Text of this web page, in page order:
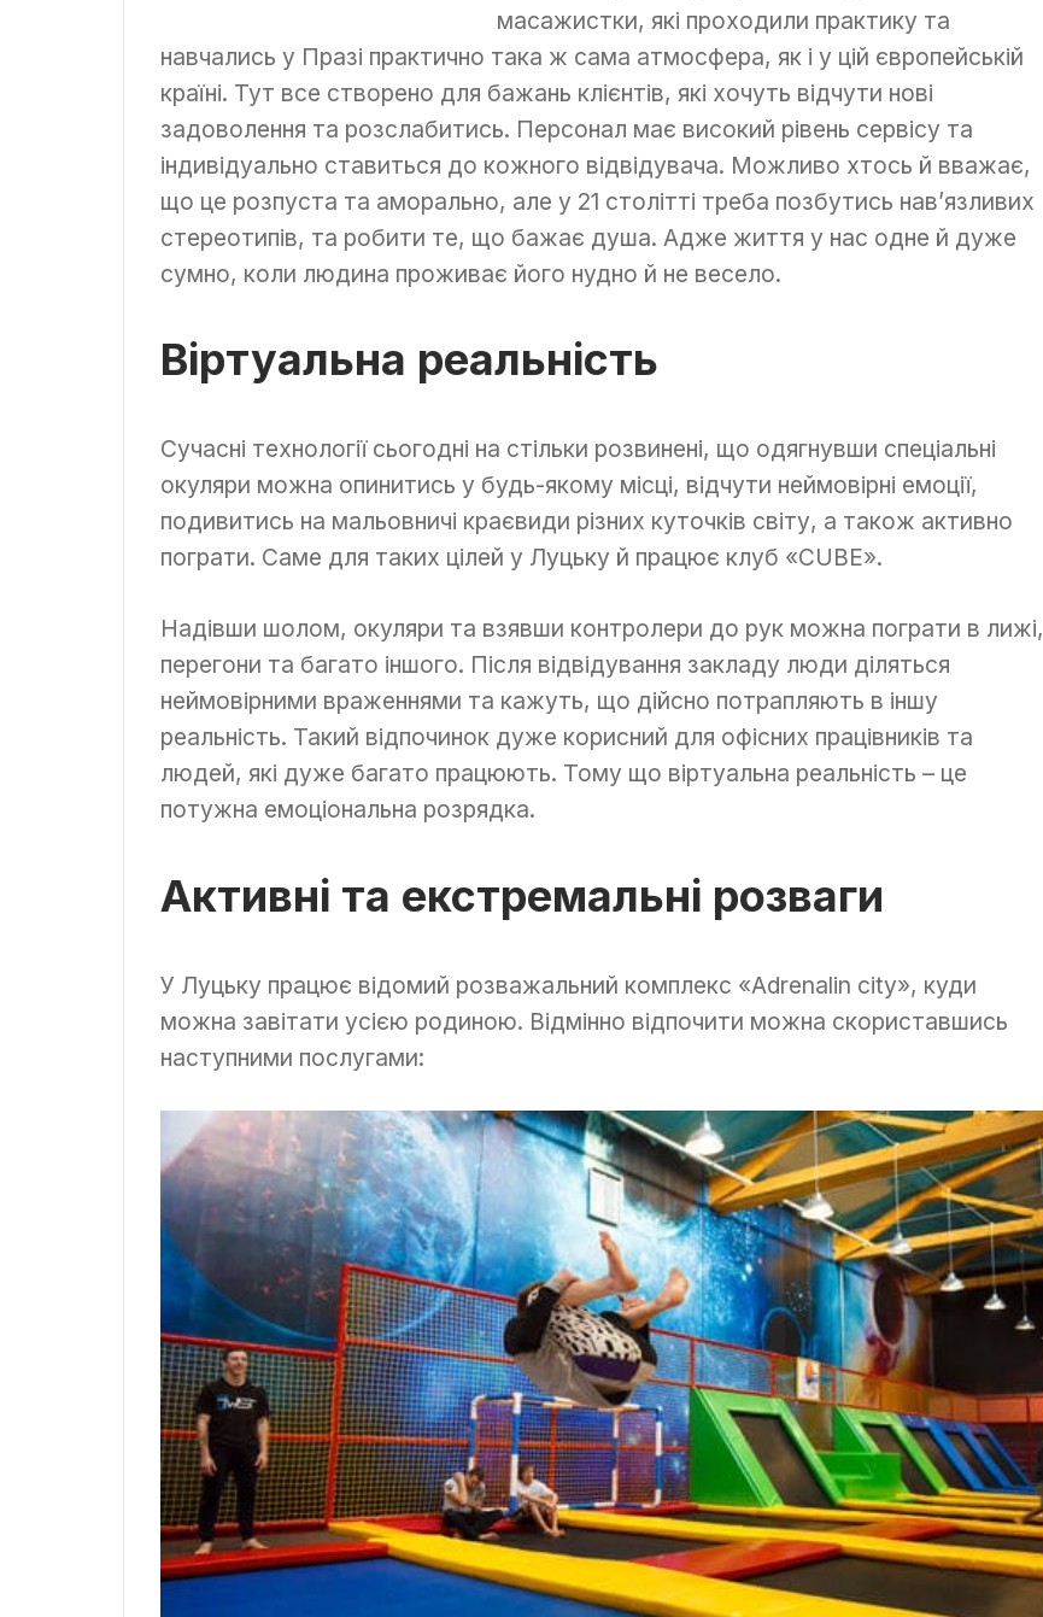
масажистки, які проходили практику та
навчались у Празі практично така ж сама атмосфера, як і у цій європейській
країні. Тут все створено для бажань клієнтів, які хочуть відчути нові
задоволення та розслабитись. Персонал має високий рівень сервісу та
індивідуально ставиться до кожного відвідувача. Можливо хтось й вважає,
що це розпуста та аморально, але у 21 столітті треба позбутись нав’язливих
стереотипів, та робити те, що бажає душа. Адже життя у нас одне й дуже
сумно, коли людина проживає його нудно й не весело.
Віртуальна реальність
Сучасні технології сьогодні на стільки розвинені, що одягнувши спеціальні
окуляри можна опинитись у будь-якому місці, відчути неймовірні емоції,
подивитись на мальовничі краєвиди різних куточків світу, а також активно
пограти. Саме для таких цілей у Луцьку й працює клуб «CUBE».
Надівши шолом, окуляри та взявши контролери до рук можна пограти в лижі,
перегони та багато іншого. Після відвідування закладу люди діляться
неймовірними враженнями та кажуть, що дійсно потрапляють в іншу
реальність. Такий відпочинок дуже корисний для офісних працівників та
людей, які дуже багато працюють. Тому що віртуальна реальність – це
потужна емоціональна розрядка.
Активні та екстремальні розваги
У Луцьку працює відомий розважальний комплекс «Adrenalin city», куди
можна завітати усією родиною. Відмінно відпочити можна скориставшись
наступними послугами: